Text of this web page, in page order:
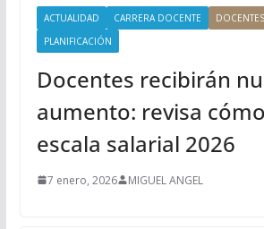
ACTUALIDAD CARRERA DOCENTE DOCENTES
PLANIFICACIÓN
Docentes recibirán
aumento: revisa
escala salarial 2026
7 enero, 2026 MIGUEL ANGEL